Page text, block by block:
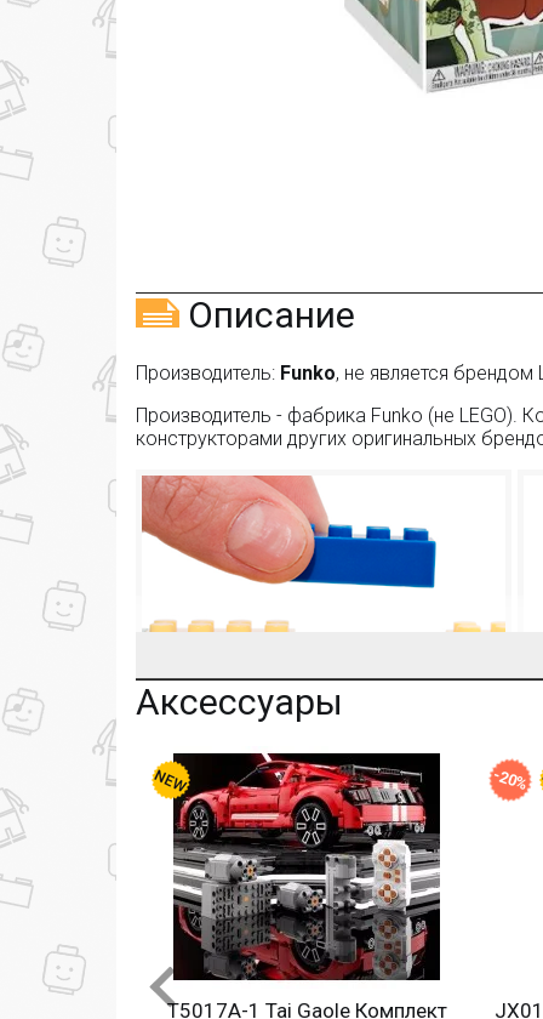
Описание
Производитель: Funko, не является брендом
Производитель - фабрика Funko (не LEGO).
конструкторами других оригинальных
Только в BOOTLEGBRICKS.RU:
Бесплатная доставка от 3000 рублей;
Оплата при получении и никаких скрытых
Дополнительная скидка 10% для
Новые акции и конкурсы каждый месяц;
Качественные конструкторы и другие
Остались вопросы? Посмотрите раздел:
Аксессуары
T5017A-1 Tai Gaole Комплект JX017-1 Elephant
-20%